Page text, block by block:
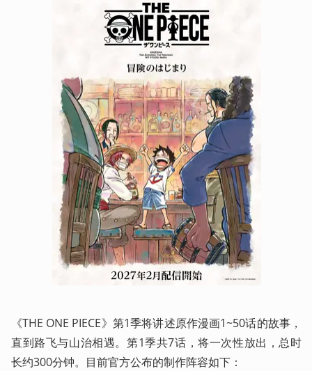
《THE ONE PIECE》第1季将讲述原作漫画1~50话的故事，
直到路飞与山治相遇。第1季共7话，将一次性放出，总时
长约300分钟。目前官方公布的制作阵容如下：